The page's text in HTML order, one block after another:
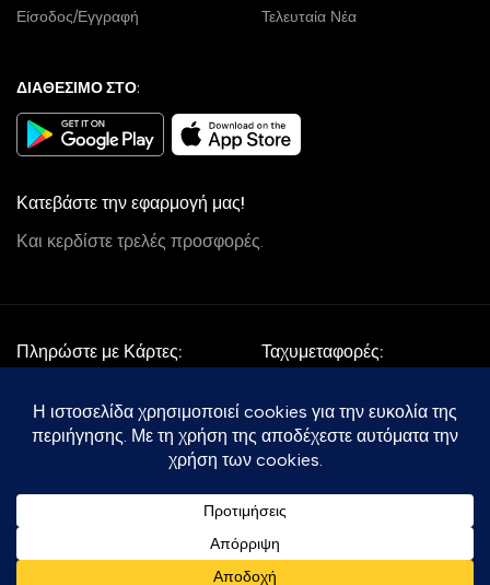
Είσοδος/Εγγραφή
Τελευταία Νέα
ΔΙΑΘΕΣΙΜΟ ΣΤΟ:
Κατεβάστε την εφαρμογή μας!
Και κερδίστε τρελές προσφορές.
Πληρώστε με Κάρτες: Ταχυμεταφορές:
Follow Us:
Με την επιφύλαξη κάθε νόμιμου δικαιώματος 2025-2030 ©
- All rights reserved.